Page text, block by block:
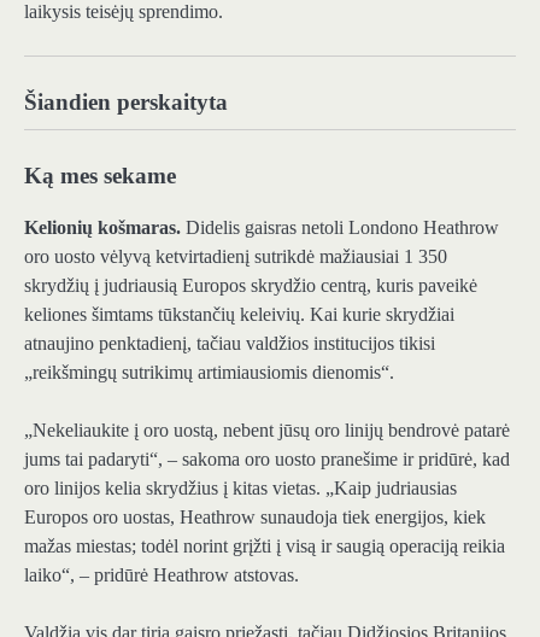
laikysis teisėjų sprendimo.
Šiandien perskaityta
Ką mes sekame
Kelionių košmaras. Didelis gaisras netoli Londono Heathrow
oro uosto vėlyvą ketvirtadienį sutrikdė mažiausiai 1 350
skrydžių į judriausią Europos skrydžio centrą, kuris paveikė
keliones šimtams tūkstančių keleivių. Kai kurie skrydžiai
atnaujino penktadienį, tačiau valdžios institucijos tikisi
„reikšmingų sutrikimų artimiausiomis dienomis“.
„Nekeliaukite į oro uostą, nebent jūsų oro linijų bendrovė patarė
jums tai padaryti“, – sakoma oro uosto pranešime ir pridūrė, kad
oro linijos kelia skrydžius į kitas vietas. „Kaip judriausias
Europos oro uostas, Heathrow sunaudoja tiek energijos, kiek
mažas miestas; todėl norint grįžti į visą ir saugią operaciją reikia
laiko“, – pridūrė Heathrow atstovas.
Valdžia vis dar tiria gaisro priežastį, tačiau Didžiosios Britanijos